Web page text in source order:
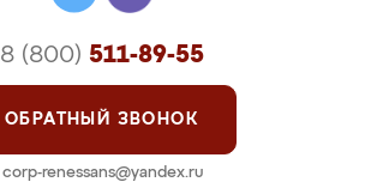
8 (800) 511-89-55
ОБРАТНЫЙ ЗВОНОК
corp-renessans@yandex.ru